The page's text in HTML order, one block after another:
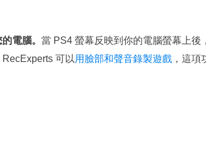
電腦。 當 PS4 螢幕反映到你的電腦螢幕上後
可以 用臉部和聲音錄製遊戲 ，這項